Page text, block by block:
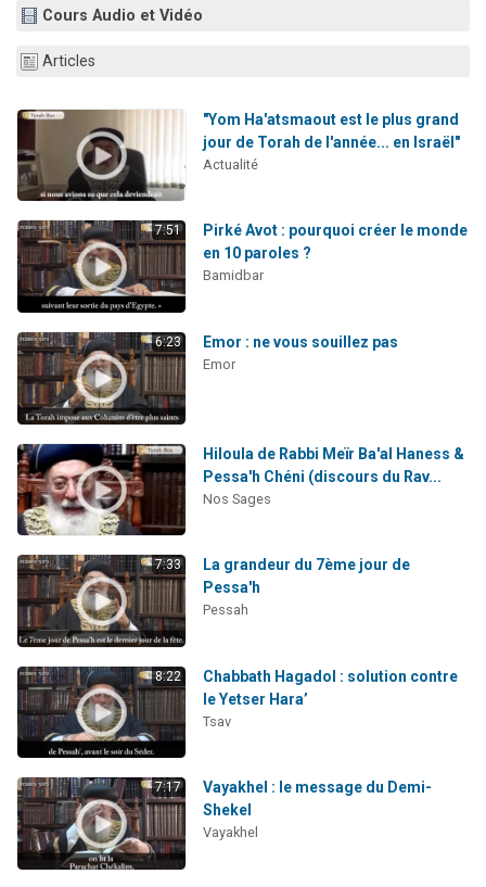
12 nouvelles musiques dans Torah-Box Music
2 personnes viennent de nous rejoindre sur WhatsApp
Cours Audio et Vidéo
Articles
"Yom Ha'atsmaout est le plus grand
jour de Torah de l'année... en Israël"
Actualité
7:51
Pirké Avot : pourquoi créer le monde
en 10 paroles ?
Bamidbar
6:23 Emor : ne vous souillez pas
Emor
Hiloula de Rabbi Meïr Ba'al Haness &
Pessa'h Chéni (discours du Rav...
Nos Sages
7:33
La grandeur du 7ème jour de
Pessa'h
Pessah
8:22
Chabbath Hagadol : solution contre
le Yetser Hara’
Tsav
7:17
Vayakhel : le message du Demi-
Shekel
Vayakhel